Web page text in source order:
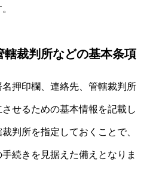
轄裁判所などの基本条項
押印欄、連絡先、管轄裁判所
せるための基本情報を記載し
判所を指定しておくことで、
続きを見据えた備えとなりま